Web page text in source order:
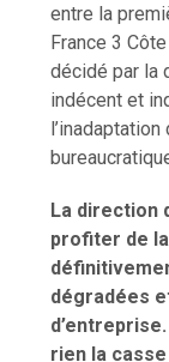
entre la
France 3
décidé par la
indécent et
La direction
profiter de
dégradées
rien la